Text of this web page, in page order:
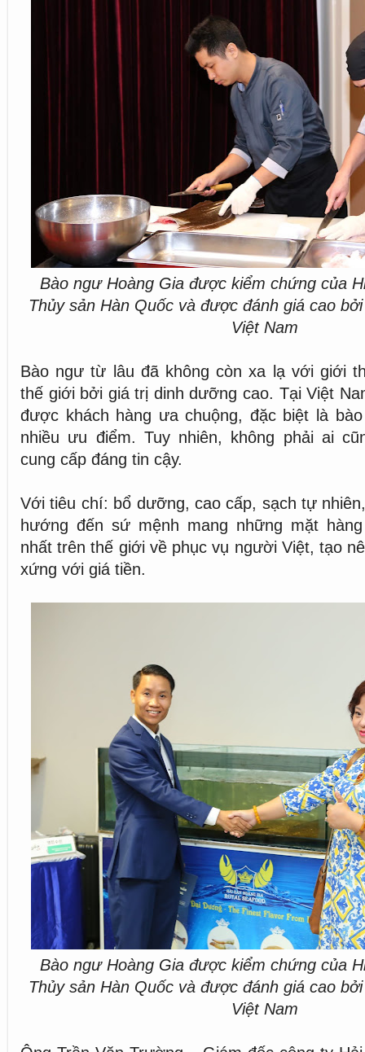
Bào ngư Hoàng Gia được kiểm chứng của
Thủy sản Hàn Quốc và được đánh giá cao
Việt Nam
Bào ngư từ lâu đã không còn xa lạ với giới
thế giới bởi giá trị dinh dưỡng cao. Tại Việt
được khách hàng ưa chuộng, đặc biệt là
nhiều ưu điểm. Tuy nhiên, không phải ai
cung cấp đáng tin cậy.
Với tiêu chí: bổ dưỡng, cao cấp, sạch tự
hướng đến sứ mệnh mang những mặt
nhất trên thế giới về phục vụ người Việt, tạo
xứng với giá tiền.
Bào ngư Hoàng Gia được kiểm chứng của
Thủy sản Hàn Quốc và được đánh giá cao
Việt Nam